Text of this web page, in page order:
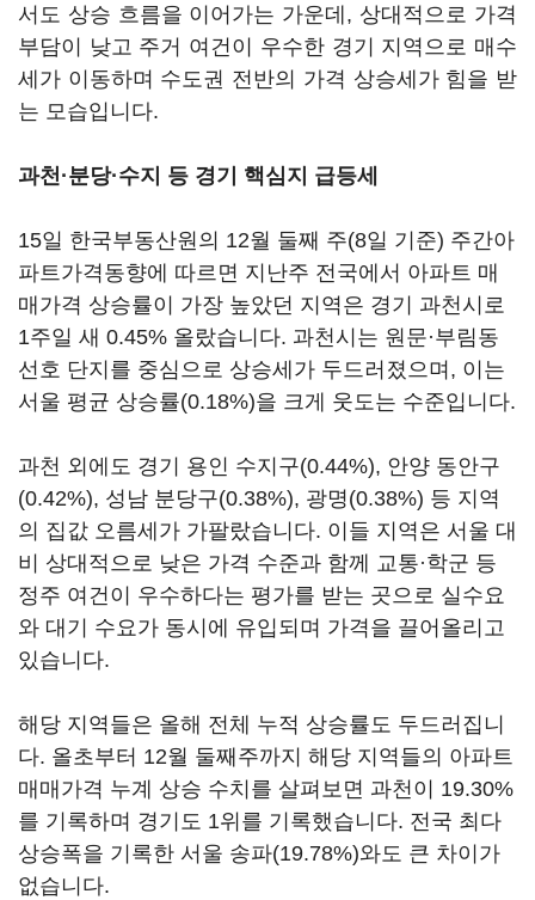
서도 상승 흐름을 이어가는 가운데, 상대적으로 가격
부담이 낮고 주거 여건이 우수한 경기 지역으로 매수
세가 이동하며 수도권 전반의 가격 상승세가 힘을 받
는 모습입니다.
과천·분당·수지 등 경기 핵심지 급등세
15일 한국부동산원의 12월 둘째 주(8일 기준) 주간아
파트가격동향에 따르면 지난주 전국에서 아파트 매
매가격 상승률이 가장 높았던 지역은 경기 과천시로
1주일 새 0.45% 올랐습니다. 과천시는 원문·부림동
선호 단지를 중심으로 상승세가 두드러졌으며, 이는
서울 평균 상승률(0.18%)을 크게 웃도는 수준입니다.
과천 외에도 경기 용인 수지구(0.44%), 안양 동안구
(0.42%), 성남 분당구(0.38%), 광명(0.38%) 등 지역
의 집값 오름세가 가팔랐습니다. 이들 지역은 서울 대
비 상대적으로 낮은 가격 수준과 함께 교통·학군 등
정주 여건이 우수하다는 평가를 받는 곳으로 실수요
와 대기 수요가 동시에 유입되며 가격을 끌어올리고
있습니다.
해당 지역들은 올해 전체 누적 상승률도 두드러집니
다. 올초부터 12월 둘째주까지 해당 지역들의 아파트
매매가격 누계 상승 수치를 살펴보면 과천이 19.30%
를 기록하며 경기도 1위를 기록했습니다. 전국 최다
상승폭을 기록한 서울 송파(19.78%)와도 큰 차이가
없습니다.